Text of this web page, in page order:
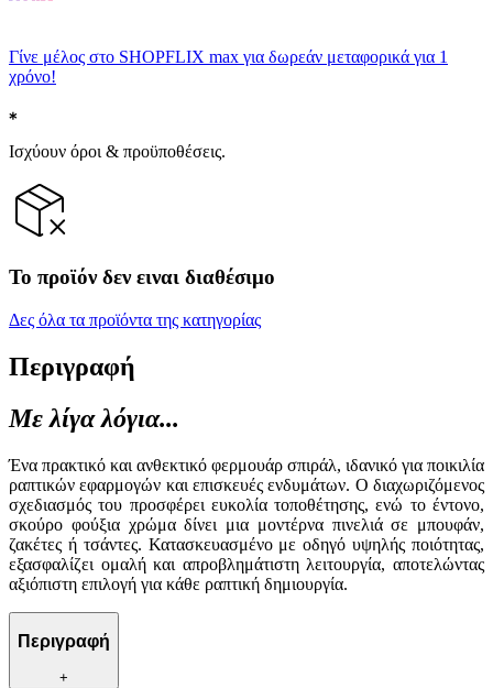
Γίνε μέλος στο SHOPFLIX max για δωρεάν μεταφορικά για 1
χρόνο!
Ισχύουν όροι & προϋποθέσεις.
Το προϊόν δεν ειναι διαθέσιμο
Δες όλα τα προϊόντα της κατηγορίας
Περιγραφή
Με λίγα λόγια...
Ένα πρακτικό και ανθεκτικό φερμουάρ σπιράλ, ιδανικό για ποικιλία
ραπτικών εφαρμογών και επισκευές ενδυμάτων. Ο διαχωριζόμενος
σχεδιασμός του προσφέρει ευκολία τοποθέτησης, ενώ το έντονο,
σκούρο φούξια χρώμα δίνει μια μοντέρνα πινελιά σε μπουφάν,
ζακέτες ή τσάντες. Κατασκευασμένο με οδηγό υψηλής ποιότητας,
εξασφαλίζει ομαλή και απροβλημάτιστη λειτουργία, αποτελώντας
αξιόπιστη επιλογή για κάθε ραπτική δημιουργία.
Περιγραφή
+